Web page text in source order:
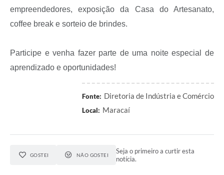
empreendedores, exposição da Casa do Artesanato,
coffee break e sorteio de brindes.
Participe e venha fazer parte de uma noite especial de
aprendizado e oportunidades!
Fonte: Diretoria de Indústria e Comércio
Local: Maracaí
GOSTEI NÃO GOSTEI
Seja o primeiro a curtir esta
notícia.